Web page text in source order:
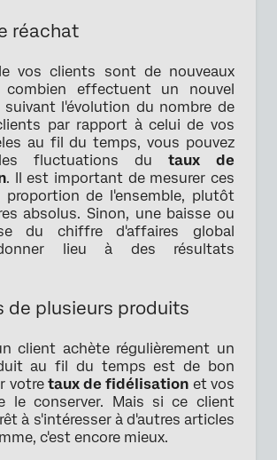
réachat
vos clients sont de nouveaux
effectuent un nouvel
suivant l'évolution du nombre de
par rapport à celui de vos
au fil du temps, vous pouvez
fluctuations du taux de
. Il est important de mesurer ces
de l'ensemble, plutôt
absolus. Sinon, une baisse ou
du chiffre d'affaires global
lieu à des résultats
de plusieurs produits
client achète régulièrement un
au fil du temps est de bon
votretaux de fidélisation et vos
le conserver. Mais si ce client
à s'intéresser à d'autres articles
c'est encore mieux.